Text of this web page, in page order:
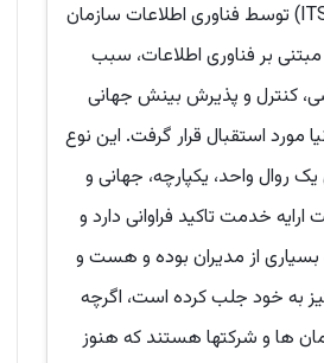
فناوری اطلاعات (ITSM) توسط فناوری اطلاعات سازمان
بر فناوری اطلاعات، سبب
کنترل و پذیرش بینش جهانی
استقبال قرار گرفت. این نوع
روال واحد، یکپارچه، جهانی و
خدمت تاکید فراوانی دارد و
بسیاری از مدیران بوده و هست و
به خود جلب کرده است، اگرچه
ها و شرکتها هستند که هنوز